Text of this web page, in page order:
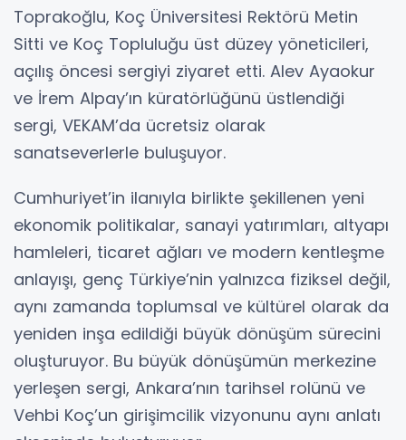
Toprakoğlu, Koç Üniversitesi Rektörü Metin
Sitti ve Koç Topluluğu üst düzey yöneticileri,
açılış öncesi sergiyi ziyaret etti. Alev Ayaokur
ve İrem Alpay’ın küratörlüğünü üstlendiği
sergi, VEKAM’da ücretsiz olarak
sanatseverlerle buluşuyor.
Cumhuriyet’in ilanıyla birlikte şekillenen yeni
ekonomik politikalar, sanayi yatırımları, altyapı
hamleleri, ticaret ağları ve modern kentleşme
anlayışı, genç Türkiye’nin yalnızca fiziksel değil,
aynı zamanda toplumsal ve kültürel olarak da
yeniden inşa edildiği büyük dönüşüm sürecini
oluşturuyor. Bu büyük dönüşümün merkezine
yerleşen sergi, Ankara’nın tarihsel rolünü ve
Vehbi Koç’un girişimcilik vizyonunu aynı anlatı